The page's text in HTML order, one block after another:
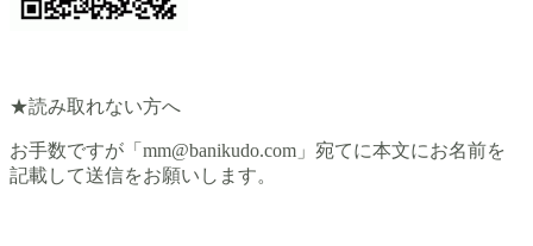
★読み取れない方へ
お手数ですが「mm@banikudo.com」宛てに本文にお名前を
記載して送信をお願いします。